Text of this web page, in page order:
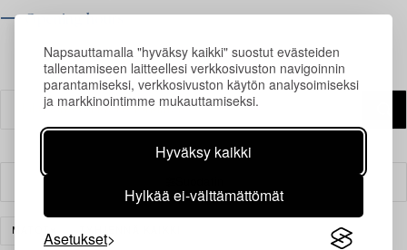
Napsauttamalla "hyväksy kaikki" suostut evästeiden
tallentamiseen laitteellesi verkkosivuston navigoinnin
parantamiseksi, verkkosivuston käytön analysoimiseksi
ja markkinointimme mukauttamiseksi.
Hyväksy kaikki
Hylkää ei-välttämättömät
Asetukset
⟶ Opening hours
MATOT